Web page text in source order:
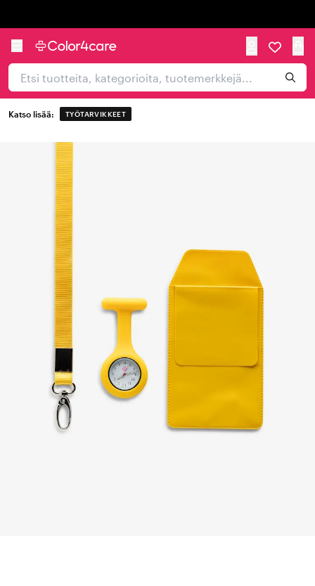
Katso lisää: TYÖTARVIKKEET